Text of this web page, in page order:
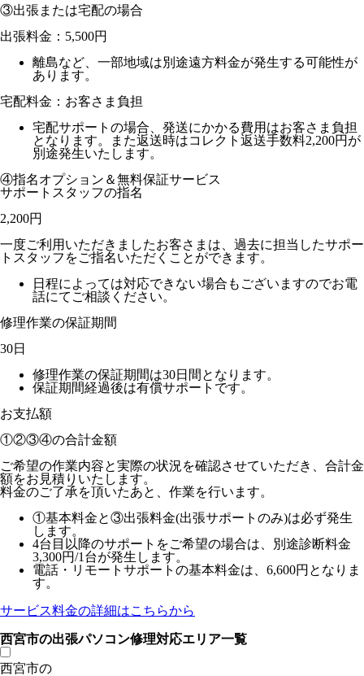
③出張または宅配の場合
出張料金： 5,500円
離島など、一部地域は別途遠方料金が発生する可能性が
あります。
宅配料金：お客さま負担
宅配サポートの場合、発送にかかる費用はお客さま負担
となります。また返送時はコレクト返送手数料2,200円が
別途発生いたします。
④指名オプション＆無料保証サービス
サポートスタッフの指名
2,200円
一度ご利用いただきましたお客さまは、過去に担当したサポー
トスタッフをご指名いただくことができます。
日程によっては対応できない場合もございますのでお電
話にてご相談ください。
修理作業の保証期間
30日
修理作業の保証期間は30日間となります。
保証期間経過後は有償サポートです。
お支払額
①②③④の合計金額
ご希望の作業内容と実際の状況を確認させていただき、合計金
額をお見積りいたします。
料金のご了承を頂いたあと、作業を行います。
①基本料金と③出張料金(出張サポートのみ)は必ず発生
します。
4台目以降のサポートをご希望の場合は、別途診断料金
3,300円/1台が発生します。
電話・リモートサポートの基本料金は、6,600円となりま
す。
サービス料金の詳細はこちらから
西宮市の出張パソコン修理対応エリア一覧
西宮市の